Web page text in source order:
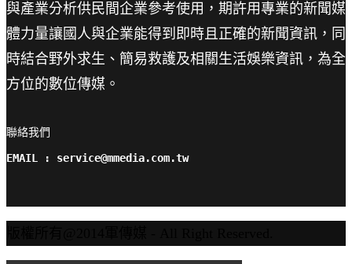
與產業分析供民間企業參考使用，期許用專業的新聞媒
體力量讓國人與企業能得到即時且正確的新聞資訊，同
時結合野外求生、簡易救護及相關生活娛樂資訊，為全
方位的數位傳媒。
聯絡我們
EMAIL : service@mmedia.com.tw